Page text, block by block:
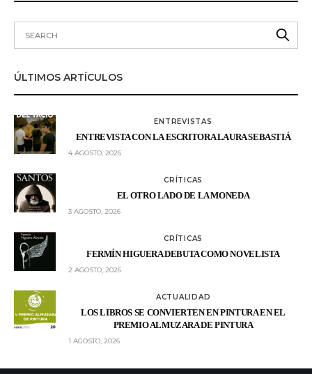
ÚLTIMOS ARTÍCULOS
ENTREVISTAS
ENTREVISTA CON LA ESCRITORA LAURA SEBASTIÁ
4 AGOSTO, 2026
CRÍTICAS
EL OTRO LADO DE LA MONEDA
3 AGOSTO, 2026
CRÍTICAS
FERMÍN HIGUERA DEBUTA COMO NOVELISTA
2 AGOSTO, 2026
ACTUALIDAD
LOS LIBROS SE CONVIERTEN EN PINTURA EN EL
PREMIO ALMUZARA DE PINTURA
1 AGOSTO, 2026